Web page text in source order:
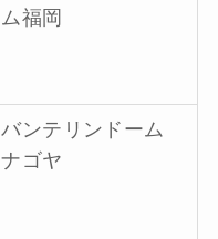
ム福岡
バンテリンドーム
ナゴヤ